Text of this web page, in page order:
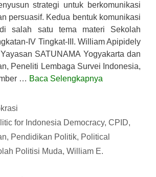
strategi untuk berkomunikasi
persuasif. Kedua bentuk komunikasi
salah satu tema materi Sekolah
IV Tingkat-III. William Apipidely
SATUNAMA Yogyakarta dan
Peneliti Lembaga Survei Indonesia,
… Baca Selengkapnya
for Indonesia Democracy, CPID,
, Pendidikan Politik, Political
Politisi Muda, William E.